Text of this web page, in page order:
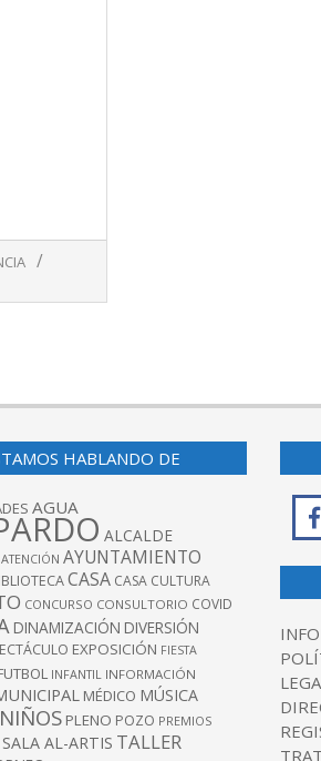
HABLANDO DE
AGUA
ALCALDE
ATENCIÓN AYUNTAMIENTO
CASA CASA CULTURA
CONCURSO CONSULTORIO COVID
DINAMIZACIÓN DIVERSIÓN
EXPOSICIÓN FIESTA
INFANTIL INFORMACIÓN
MÉDICO MÚSICA
NIÑOS PLENO POZO PREMIOS
SALA AL-ARTIS TALLER